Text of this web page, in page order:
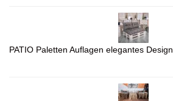
PATIO Paletten Auflagen elegantes Design